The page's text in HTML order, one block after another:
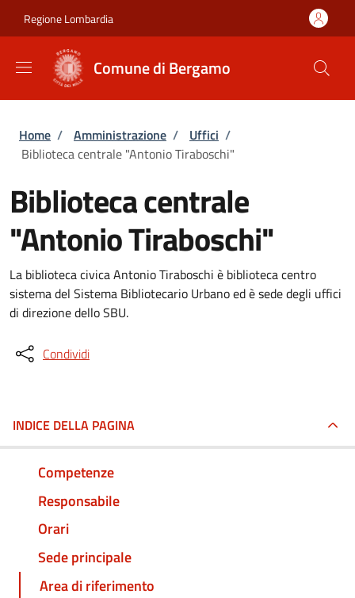
Regione Lombardia
Comune di Bergamo
Briciole di pane
Home / Amministrazione / Uffici /
Biblioteca centrale "Antonio Tiraboschi"
Biblioteca centrale
"Antonio Tiraboschi"
La biblioteca civica Antonio Tiraboschi è biblioteca centro
sistema del Sistema Bibliotecario Urbano ed è sede degli uffici
di direzione dello SBU.
Condividi
INDICE DELLA PAGINA
Competenze
Responsabile
Orari
Sede principale
Area di riferimento